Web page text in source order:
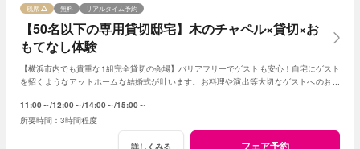
【50名以下の専用貸切邸宅】木のチャペル×貸切×お
もてなし体験
残席 無料 リアルタイム予約
【横浜市内でも貴重な1組完全貸切の会場】バリアフリーでゲストも安心！自宅にゲスト
を招くようなアットホームな結婚式が叶います。お料理や演出等大切なゲストへのおも
11:00～ 12:00～ 14:00～ 15:00～
3時間程度
フェア予約